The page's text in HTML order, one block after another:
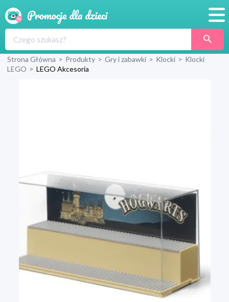
Produkty
Strona Główna > Produkty > Gry i zabawki > Klocki > Klocki
LEGO > LEGO Akcesoria